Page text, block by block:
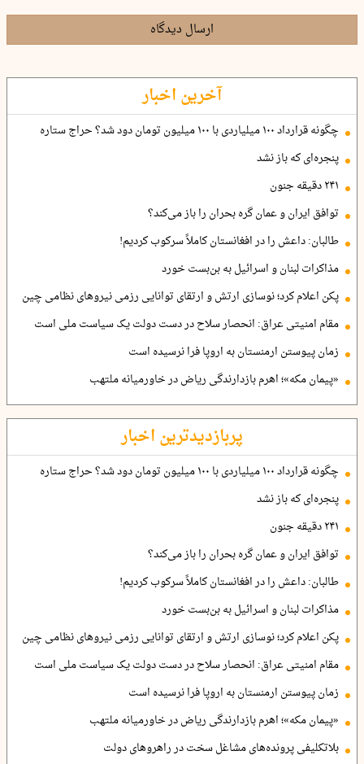
ارسال دیدگاه
آخرین اخبار
چگونه قرارداد ۱۰۰ میلیاردی با ۱۰۰ میلیون تومان دود شد؟ حراج ستاره
پنجره‌ای که باز نشد
۲۴۱ دقیقه جنون
توافق ایران و عمان گره بحران را باز می‌کند؟
طالبان: داعش را در افغانستان کاملاً سرکوب کردیم!
مذاکرات لبنان و اسرائیل به بن‌بست خورد
پکن اعلام کرد؛ نوسازی ارتش و ارتقای توانایی رزمی نیروهای نظامی چین
مقام امنیتی عراق: انحصار سلاح در دست دولت یک سیاست ملی است
زمان پیوستن ارمنستان به اروپا فرا نرسیده است
«پیمان مکه»؛ اهرم بازدارندگی ریاض در خاورمیانه ملتهب
پربازدیدترین اخبار
چگونه قرارداد ۱۰۰ میلیاردی با ۱۰۰ میلیون تومان دود شد؟ حراج ستاره
پنجره‌ای که باز نشد
۲۴۱ دقیقه جنون
توافق ایران و عمان گره بحران را باز می‌کند؟
طالبان: داعش را در افغانستان کاملاً سرکوب کردیم!
مذاکرات لبنان و اسرائیل به بن‌بست خورد
پکن اعلام کرد؛ نوسازی ارتش و ارتقای توانایی رزمی نیروهای نظامی چین
مقام امنیتی عراق: انحصار سلاح در دست دولت یک سیاست ملی است
زمان پیوستن ارمنستان به اروپا فرا نرسیده است
«پیمان مکه»؛ اهرم بازدارندگی ریاض در خاورمیانه ملتهب
بلاتکلیفی پرونده‌های مشاغل سخت در راهروهای دولت